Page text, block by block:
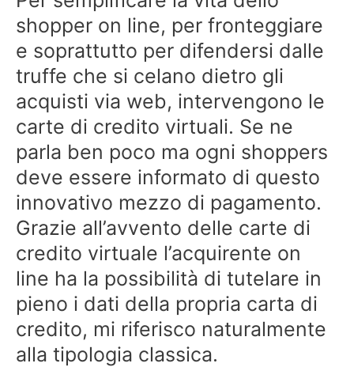
shopper on line, per fronteggiare
e soprattutto per difendersi dalle
truffe che si celano dietro gli
acquisti via web, intervengono le
carte di credito virtuali. Se ne
parla ben poco ma ogni shoppers
deve essere informato di questo
innovativo mezzo di pagamento.
Grazie all’avvento delle carte di
credito virtuale l’acquirente on
line ha la possibilità di tutelare in
pieno i dati della propria carta di
credito, mi riferisco naturalmente
alla tipologia classica.